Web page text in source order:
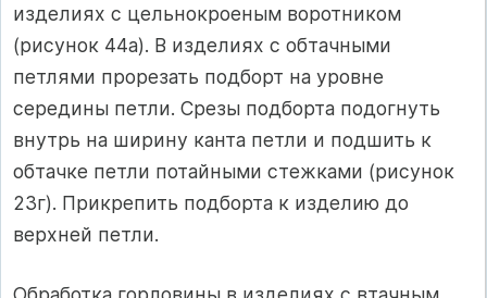
изделиях с цельнокроеным воротником
(рисунок 44а). В изделиях с обтачными
петлями прорезать подборт на уровне
середины петли. Срезы подборта подогнуть
внутрь на ширину канта петли и подшить к
обтачке петли потайными стежками (рисунок
23г). Прикрепить подборта к изделию до
верхней петли.